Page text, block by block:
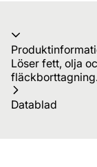
Löser fett, olja
Datablad